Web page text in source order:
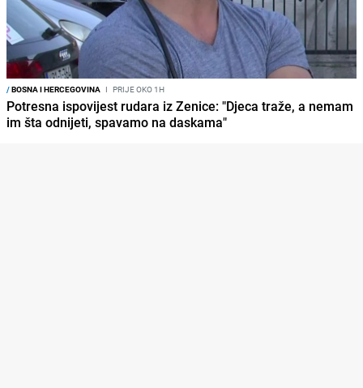
/BOSNA I HERCEGOVINA I PRIJE OKO 1H
Potresna ispovijest rudara iz Zenice: "Djeca traže, a nemam
im šta odnijeti, spavamo na daskama"